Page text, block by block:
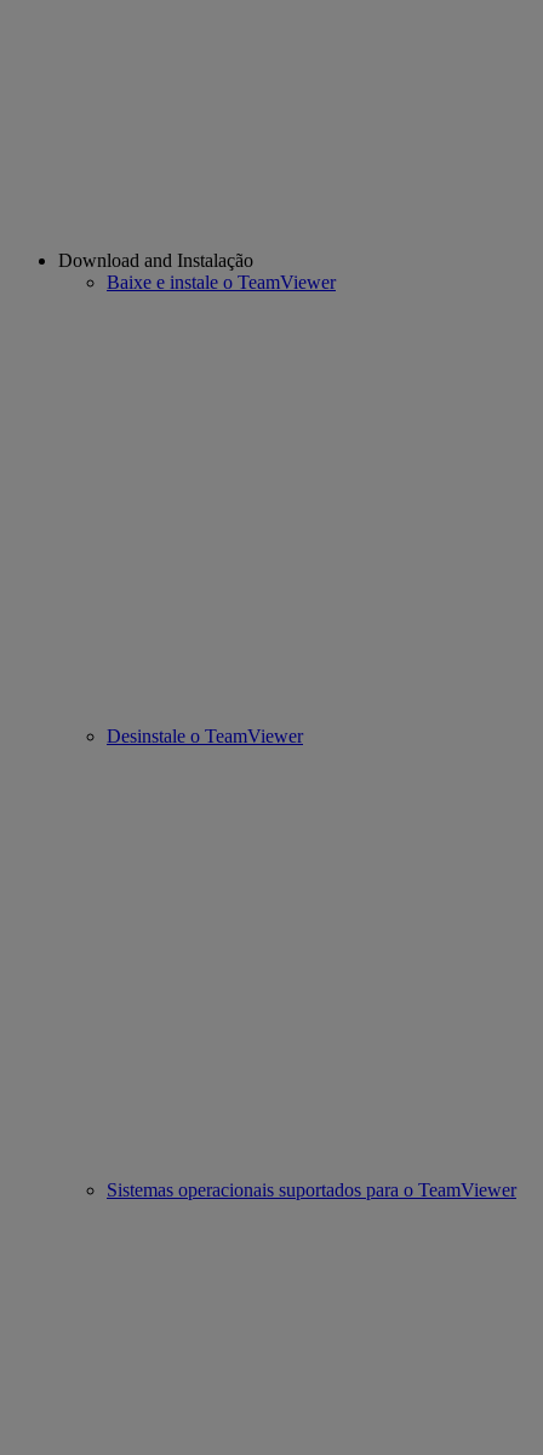
Download and Instalação
Baixe e instale o TeamViewer
Desinstale o TeamViewer
Sistemas operacionais suportados para o TeamViewer